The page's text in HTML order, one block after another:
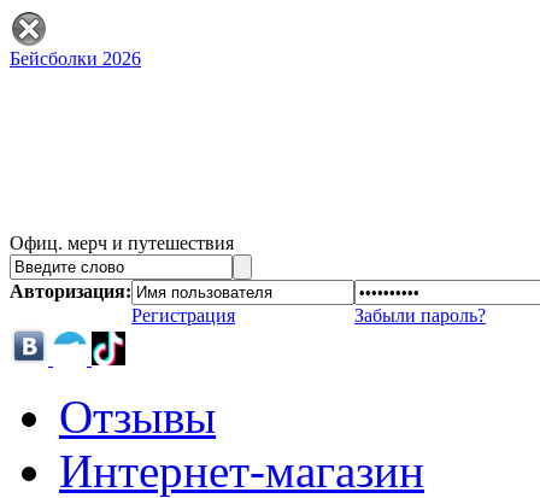
Бейсболки 2026
Офиц. мерч и путешествия
Авторизация:
Регистрация
Забыли пароль?
Отзывы
Интернет-магазин